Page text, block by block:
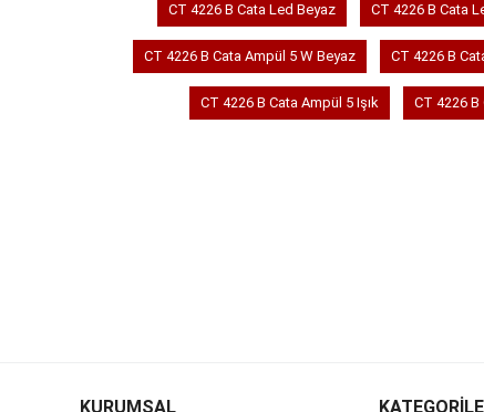
CT 4226 B Cata Led Beyaz CT 4226 B Cata
CT 4226 B Cata Ampül 5 W Beyaz CT 4226 B
CT 4226 B Cata Ampül 5 Işık CT 4226 B
KURUMSAL